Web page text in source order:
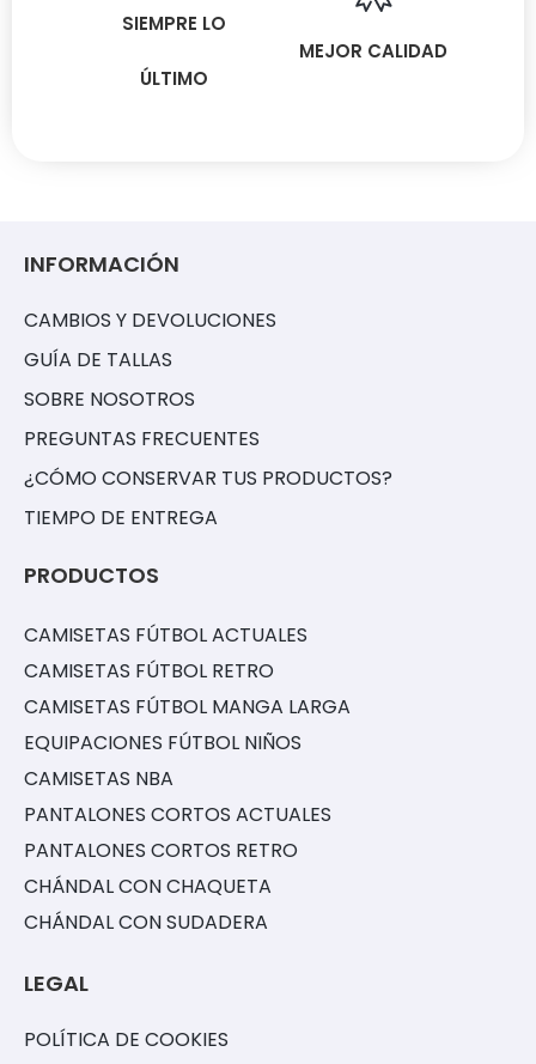
SIEMPRE LO
ÚLTIMO
MEJOR CALIDAD
INFORMACIÓN
CAMBIOS Y DEVOLUCIONES
GUÍA DE TALLAS
SOBRE NOSOTROS
PREGUNTAS FRECUENTES
¿CÓMO CONSERVAR TUS PRODUCTOS?
TIEMPO DE ENTREGA
PRODUCTOS
CAMISETAS FÚTBOL ACTUALES
CAMISETAS FÚTBOL RETRO
CAMISETAS FÚTBOL MANGA LARGA
EQUIPACIONES FÚTBOL NIÑOS
CAMISETAS NBA
PANTALONES CORTOS ACTUALES
PANTALONES CORTOS RETRO
CHÁNDAL CON CHAQUETA
CHÁNDAL CON SUDADERA
LEGAL
POLÍTICA DE COOKIES